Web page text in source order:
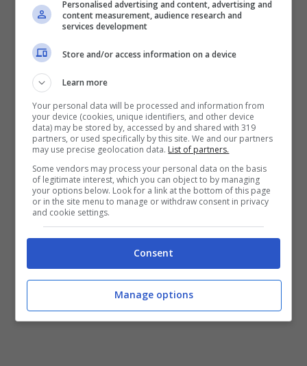
Filippa Lagerback.
Ma se con la prima sono rinomati i siparietti
pungenti e sarcastici
dell’attualità, meno conosciuti sono invece i
rapporti tra Fazio e l’ex modella svedese. Al
riguardo il conduttore genoveseha precisato
di avere molta stimaper la collega:
Personalised advertising and content, advertising and
content measurement, audience research and
services development
Store and/or access information on a device
Learn more
Your personal data will be processed and information from
your device (cookies, unique identifiers, and other device
data) may be stored by, accessed by and shared with 319
partners, or used specifically by this site. We and our partners
may use precise geolocation data. List of partners.
Some vendors may process your personal data on the basis
of legitimate interest, which you can object to by managing
your options below. Look for a link at the bottom of this page
or in the site menu to manage or withdraw consent in privacy
and cookie settings.
Consent
Manage options